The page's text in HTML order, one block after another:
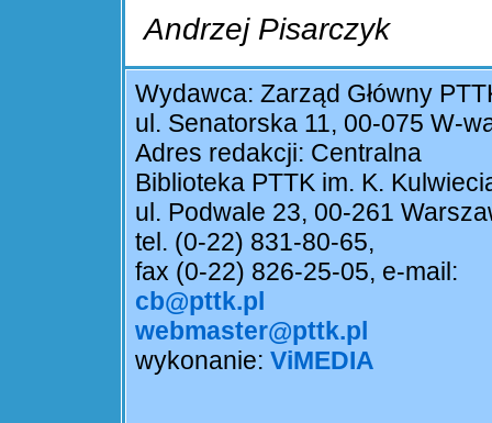
Andrzej Pisarczyk
Wydawca: Zarząd Główny
ul. Senatorska 11, 00-075 W-
Adres redakcji: Centralna
Biblioteka PTTK im. K.
ul. Podwale 23, 00-261
tel. (0-22) 831-80-65,
fax (0-22) 826-25-05, e-mail:
cb@pttk.pl
webmaster@pttk.pl
wykonanie: ViMEDIA